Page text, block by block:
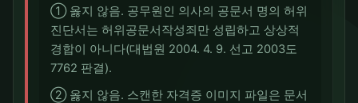
① 옳지 않음. 공무원인 의사의 공문서 명의 허위
진단서는 허위공문서작성죄만 성립하고 상상적
경합이 아니다(대법원 2004. 4. 9. 선고 2003도
7762 판결).
② 옳지 않음. 스캔한 자격증 이미지 파일은 문서